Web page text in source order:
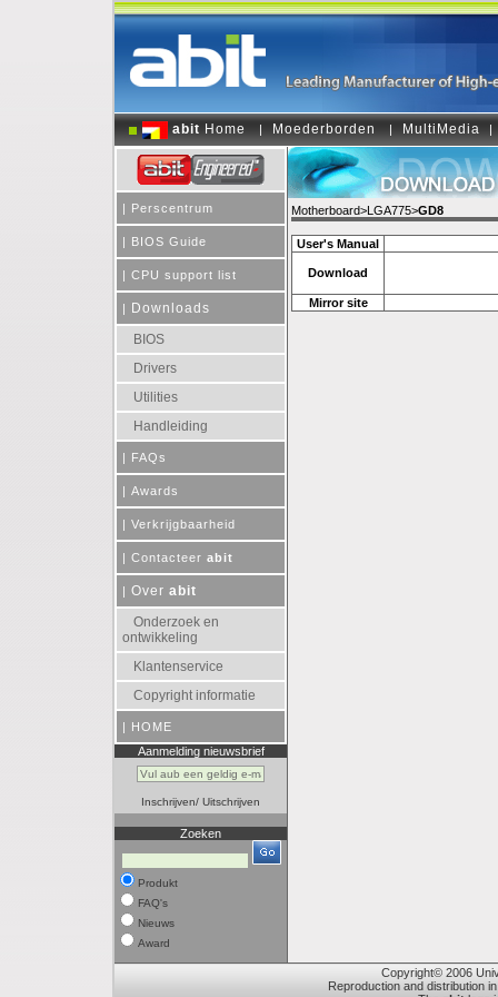
abit Home | Moederborden | MultiMedia |
| Perscentrum
| BIOS Guide
| CPU support list
|
Downloads
BIOS
Drivers
Utilities
Handleiding
| FAQs
| Awards
| Verkrijgbaarheid
| Contacteer abit
| Over abit
Onderzoek en
ontwikkeling
Klantenservice
Copyright informatie
| HOME
Aanmelding nieuwsbrief
Inschrijven/ Uitschrijven
Zoeken
Produkt
FAQ's
Nieuws
Award
Motherboard>LGA775>GD8
User's Manual
Download
Mirror site
Copyright© 2006
Reproduction and distribution